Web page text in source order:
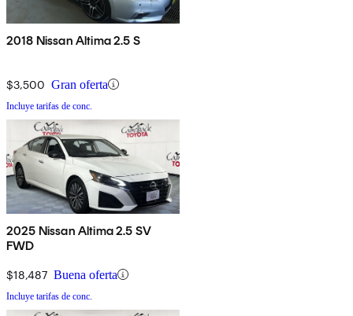
2018 Nissan Altima 2.5 S
$3,500 Gran oferta
Incluye tarifas de conc.
2025 Nissan Altima 2.5 SV
FWD
$18,487 Buena oferta
Incluye tarifas de conc.